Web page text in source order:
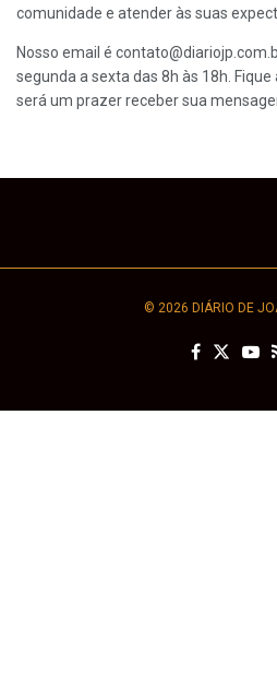
comunidade e atender às suas
Nosso email é
segunda a sexta das 8h às 18h.
será um prazer receber sua
© 2026 DIÁRIO DE